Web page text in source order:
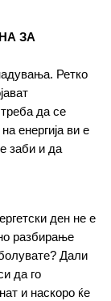
ЗА
Ретко
да се
енергија ви е
заби и да
ден не е
разбирање
Дали
да го
и наскоро ќе